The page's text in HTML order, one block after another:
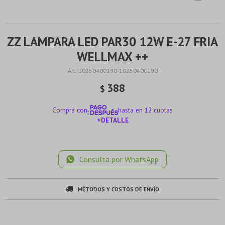
ZZ LAMPARA LED PAR30 12W E-27 FRIA
WELLMAX ++
10250400190-10250400190
$ 388
Comprá con
hasta en 12 cuotas
+DETALLE
Consulta por WhatsApp
MÉTODOS Y COSTOS DE ENVÍO